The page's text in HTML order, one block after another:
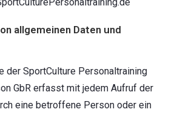
allgemeinen Daten und
der SportCulture Personaltraining
GbR erfasst mit jedem Aufruf der
eine betroffene Person oder ein